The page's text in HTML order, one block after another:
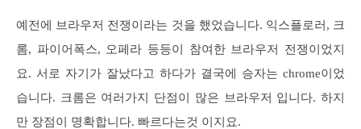
예전에 브라우저 전쟁이라는 것을 했었습니다. 익스플로러, 크
롬, 파이어폭스, 오페라 등등이 참여한 브라우저 전쟁이었지
요. 서로 자기가 잘났다고 하다가 결국에 승자는 chrome이었
습니다. 크롬은 여러가지 단점이 많은 브라우저 입니다. 하지
만 장점이 명확합니다. 빠르다는것 이지요.